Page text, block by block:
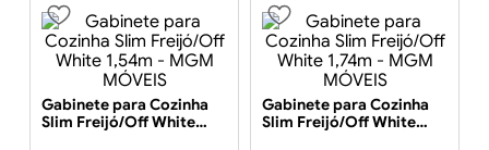
Gabinete para Cozinha
Slim Freijó/Off White
Gabinete para Cozinha
Slim Freijó/Off White